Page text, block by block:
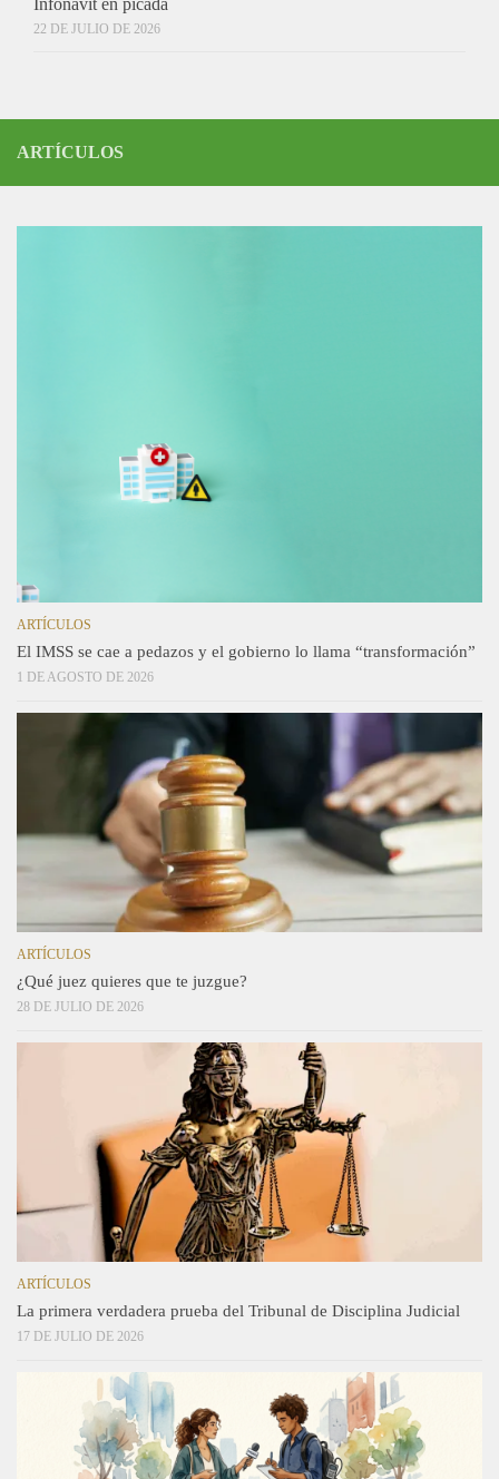
Infonavit en picada
22 DE JULIO DE 2026
ARTÍCULOS
ARTÍCULOS
El IMSS se cae a pedazos y el gobierno lo llama “transformación”
1 DE AGOSTO DE 2026
ARTÍCULOS
¿Qué juez quieres que te juzgue?
28 DE JULIO DE 2026
ARTÍCULOS
La primera verdadera prueba del Tribunal de Disciplina Judicial
17 DE JULIO DE 2026